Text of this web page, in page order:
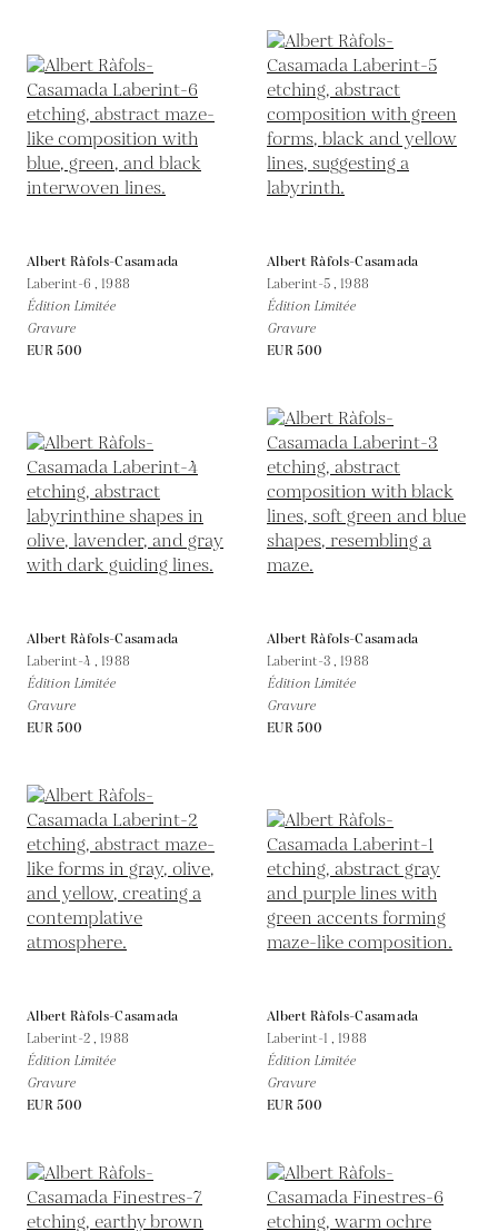
Albert Ràfols-Casamada
Laberint-6 ,1988
Édition Limitée
Gravure
EUR 500
Albert Ràfols-Casamada
Laberint-5 ,1988
Édition Limitée
Gravure
EUR 500
Albert Ràfols-Casamada
Laberint-4 ,1988
Édition Limitée
Gravure
EUR 500
Albert Ràfols-Casamada
Laberint-3 ,1988
Édition Limitée
Gravure
EUR 500
Albert Ràfols-Casamada
Laberint-2 ,1988
Édition Limitée
Gravure
EUR 500
Albert Ràfols-Casamada
Laberint-1 ,1988
Édition Limitée
Gravure
EUR 500